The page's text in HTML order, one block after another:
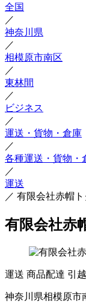
全国
／
神奈川県
／
相模原市南区
／
東林間
／
ビジネス
／
運送・貨物・倉庫
／
各種運送・貨物・
／
運送
／ 有限会社赤帽
有限会社赤
運送 商品配達 引
神奈川県相模原市